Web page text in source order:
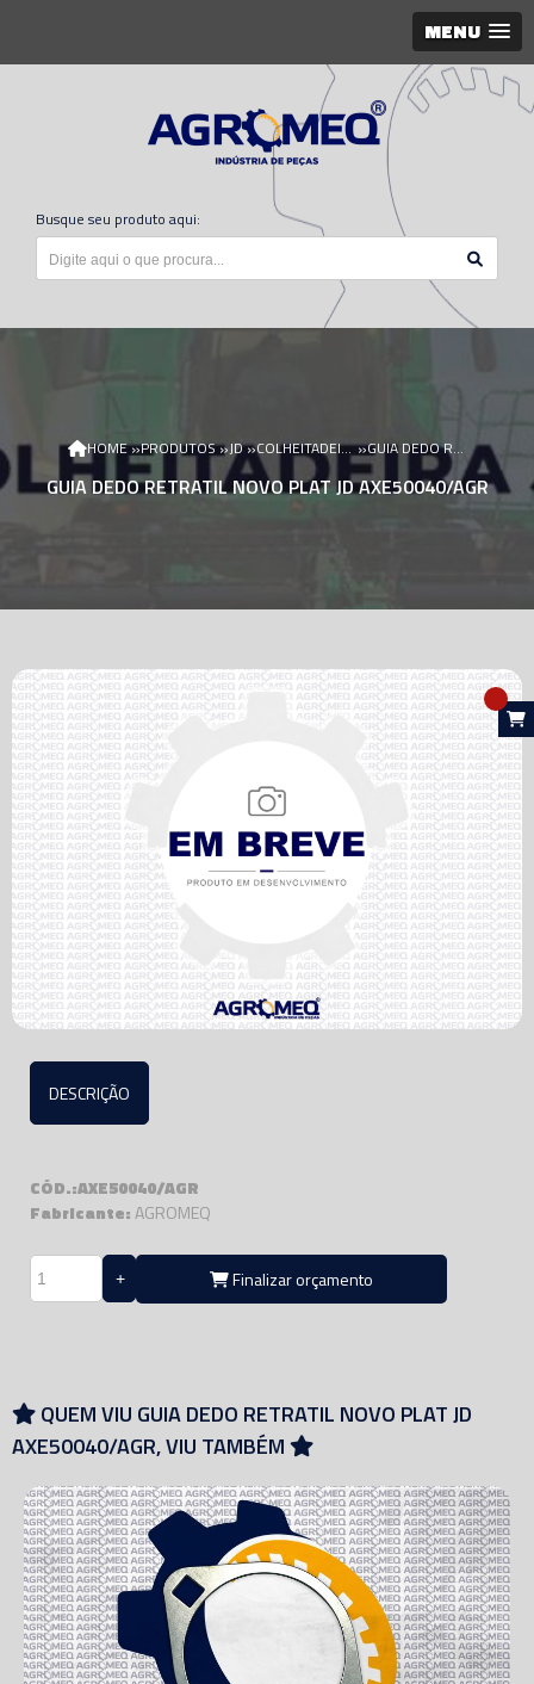
MENU
Busque seu produto aqui:
HOME»PRODUTOS»JD» COLHEITADEIRA JD » GUIA DEDO RETRATIL NOVO PLAT JD AXE50040/AGR
GUIA DEDO RETRATIL NOVO PLAT JD AXE50040/AGR
DESCRIÇÃO
CÓD.:AXE50040/AGR
Fabricante:AGROMEQ
Finalizar orçamento
QUEM VIU GUIA DEDO RETRATIL NOVO PLAT JD
AXE50040/AGR, VIU TAMBÉM